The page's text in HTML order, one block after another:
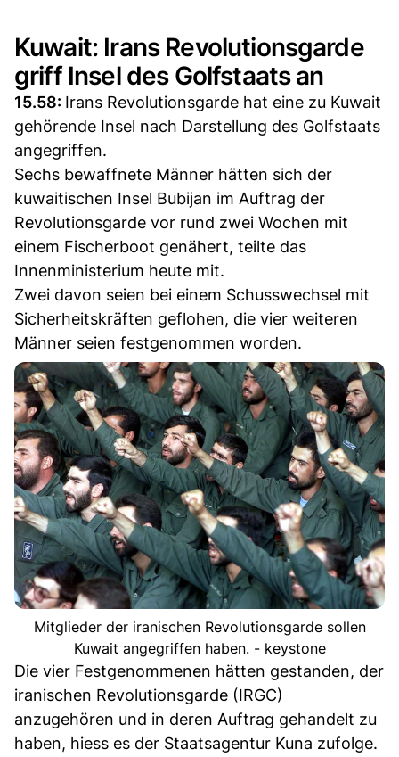
Kuwait: Irans Revolutionsgarde
griff Insel des Golfstaats an
15.58: Irans Revolutionsgarde hat eine zu Kuwait
gehörende Insel nach Darstellung des Golfstaats
angegriffen.
Sechs bewaffnete Männer hätten sich der
kuwaitischen Insel Bubijan im Auftrag der
Revolutionsgarde vor rund zwei Wochen mit
einem Fischerboot genähert, teilte das
Innenministerium heute mit.
Zwei davon seien bei einem Schusswechsel mit
Sicherheitskräften geflohen, die vier weiteren
Männer seien festgenommen worden.
Mitglieder der iranischen Revolutionsgarde sollen
Kuwait angegriffen haben. - keystone
Die vier Festgenommenen hätten gestanden, der
iranischen Revolutionsgarde (IRGC)
anzugehören und in deren Auftrag gehandelt zu
haben, hiess es der Staatsagentur Kuna zufolge.